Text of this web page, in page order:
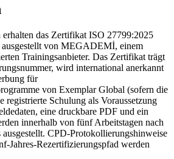
das Zertifikat ISO 27799:2025
von MEGADEMİ, einem
Trainingsanbieter. Das Zertifikat trägt
wird international anerkannt
für
von Exemplar Global (sofern die
registrierte Schulung als Voraussetzung
eine druckbare PDF und ein
innerhalb von fünf Arbeitstagen nach
CPD-Protokollierungshinweise
Jahres-Rezertifizierungspfad werden